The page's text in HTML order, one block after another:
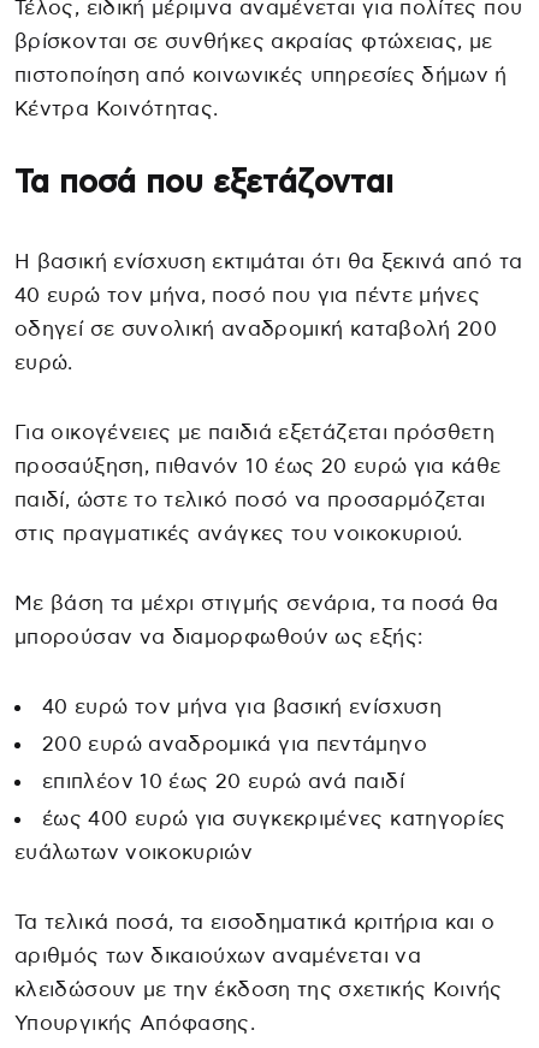
Τέλος, ειδική μέριμνα αναμένεται για πολίτες που
βρίσκονται σε συνθήκες ακραίας φτώχειας, με
πιστοποίηση από κοινωνικές υπηρεσίες δήμων ή
Κέντρα Κοινότητας.
Τα ποσά που εξετάζονται
Η βασική ενίσχυση εκτιμάται ότι θα ξεκινά από τα
40 ευρώ τον μήνα, ποσό που για πέντε μήνες
οδηγεί σε συνολική αναδρομική καταβολή 200
ευρώ.
Για οικογένειες με παιδιά εξετάζεται πρόσθετη
προσαύξηση, πιθανόν 10 έως 20 ευρώ για κάθε
παιδί, ώστε το τελικό ποσό να προσαρμόζεται
στις πραγματικές ανάγκες του νοικοκυριού.
Με βάση τα μέχρι στιγμής σενάρια, τα ποσά θα
μπορούσαν να διαμορφωθούν ως εξής:
40 ευρώ τον μήνα για βασική ενίσχυση
200 ευρώ αναδρομικά για πεντάμηνο
επιπλέον 10 έως 20 ευρώ ανά παιδί
έως 400 ευρώ για συγκεκριμένες κατηγορίες
ευάλωτων νοικοκυριών
Τα τελικά ποσά, τα εισοδηματικά κριτήρια και ο
αριθμός των δικαιούχων αναμένεται να
κλειδώσουν με την έκδοση της σχετικής Κοινής
Υπουργικής Απόφασης.